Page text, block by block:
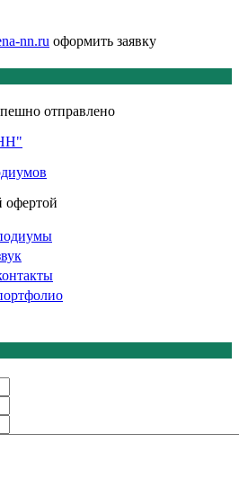
nn.ru оформить заявку
отправлено
офертой